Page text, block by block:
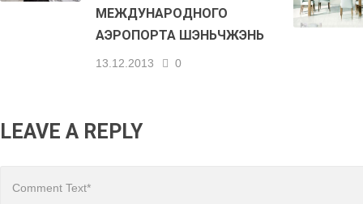
МЕЖДУНАРОДНОГО
АЭРОПОРТА ШЭНЬЧЖЭНЬ
13.12.2013 0
LEAVE A REPLY